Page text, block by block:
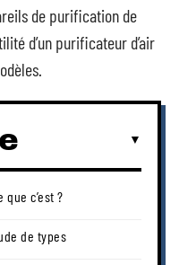
de purification de
d’un purificateur d’air
que c’est ?
de types